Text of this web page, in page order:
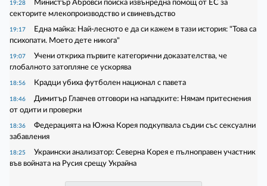
19:28
Министър Абровси поиска извънредна помощ от ЕС за
секторите млекопроизводство и свиневъдство
19:17
Една майка: Най-лесното е да си кажем в тази история: "Това са
психопати. Моето дете никога"
19:07
Учени откриха първите категорични доказателства, че
глобалното затопляне се ускорява
18:56 Крадци убиха футболен национал с павета
18:46
Димитър Главчев отговори на нападките: Нямам притеснения
от одити и проверки
18:36
Федерацията на Южна Корея подкупвала съдии със сексуални
забавления
18:25
Украински анализатор: Северна Корея е пълноправен участник
във войната на Русия срещу Украйна